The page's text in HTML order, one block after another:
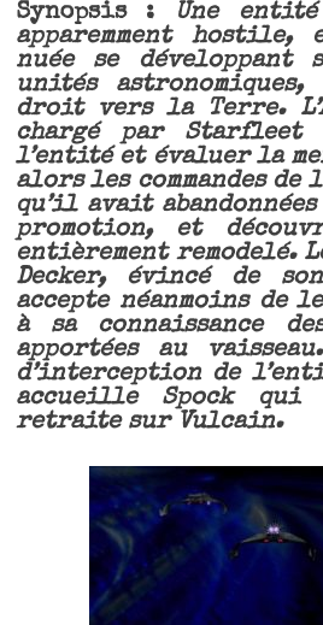
Synopsis :
Une
apparemment hostile,
nuée se
unités
droit vers la Terre.
chargé par Starfleet
l’entité et évaluer la
alors les commandes de
qu’il avait
promotion, et
entièrement remodelé.
Decker, évincé de son
accepte néanmoins de
à sa connaissance
apportées au
d’interception de
accueille Spock
retraite sur Vulcain.